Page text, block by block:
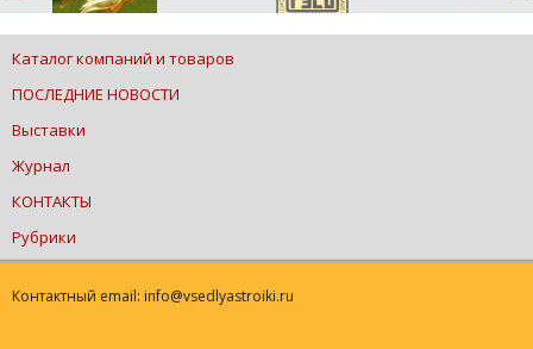
Каталог компаний и товаров
ПОСЛЕДНИЕ НОВОСТИ
Выставки
Журнал
КОНТАКТЫ
Рубрики
Контактный email: info@vsedlyastroiki.ru